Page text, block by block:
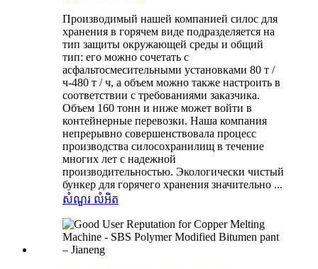
Производимый нашей компанией силос для
хранения в горячем виде подразделяется на
тип защиты окружающей среды и общий
тип: его можно сочетать с
асфальтосмесительными установками 80 т /
ч-480 т / ч, а объем можно также настроить в
соответствии с требованиями заказчика.
Объем 160 тонн и ниже может войти в
контейнерные перевозки. Наша компания
непрерывно совершенствовала процесс
производства силосохранилищ в течение
многих лет с надежной
производительностью. Экологически чистый
бункер для горячего хранения значительно ...
សំណួរ លំអិត